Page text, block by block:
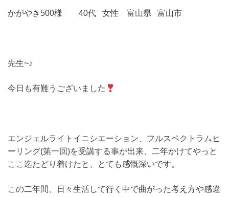
かがやき500様 40代 女性 富山県 富山市
先生~♪
今日も有難うございました
エンジェルライトイニシエーション、フルスペクトラムヒ
ーリング(第一回)を受講する事が出来、二年かけてやっと
ここ迄たどり着けたと、とても感慨深いです。
この二年間、日々生活して行く中で曲がった考え方や感違